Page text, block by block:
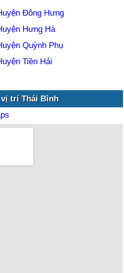
Đông Hưng
Hưng Hà
Quỳnh Phụ
Tiền Hải
vị trí Thái Bình